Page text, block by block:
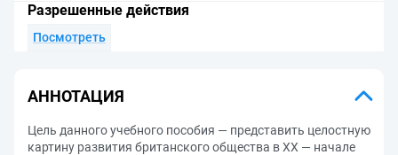
Разрешенные действия
Посмотреть
АННОТАЦИЯ
Цель данного учебного пособия — представить целостную
картину развития британского общества в XX — начале